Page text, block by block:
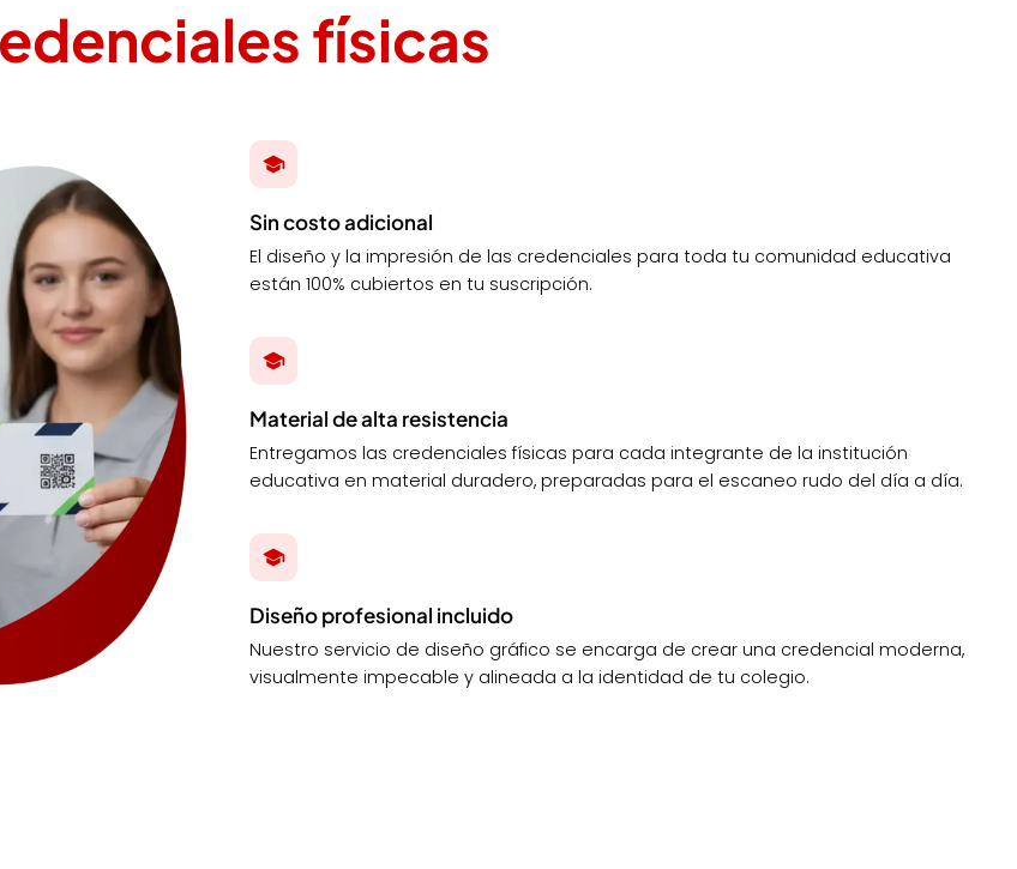
físicas
Sin costo adicional
El diseño y la impresión de las credenciales para toda tu comunidad educativa
están 100% cubiertos en tu suscripción.
Material de alta resistencia
Entregamos las credenciales físicas para cada integrante de la institución
educativa en material duradero, preparadas para el escaneo rudo del día a día.
Diseño profesional incluido
Nuestro servicio de diseño gráfico se encarga de crear una credencial moderna,
visualmente impecable y alineada a la identidad de tu colegio.